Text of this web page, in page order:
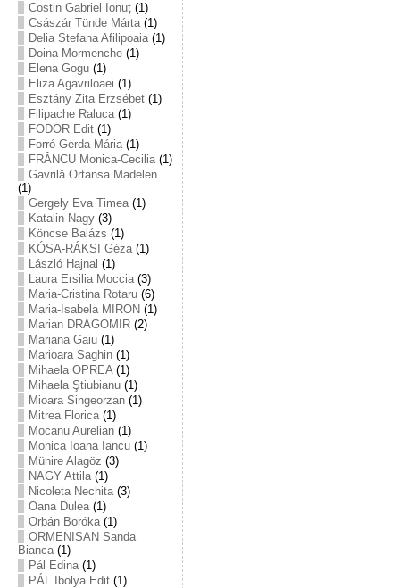
Costin Gabriel Ionuț(1)
Császár Tünde Márta(1)
Delia Ștefana Afilipoaia(1)
Doina Mormenche(1)
Elena Gogu(1)
Eliza Agavriloaei (1)
Esztány Zita Erzsébet(1)
Filipache Raluca(1)
FODOR Edit(1)
Forró Gerda-Mária(1)
FRÂNCU Monica-Cecilia(1)
Gavrilă Ortansa Madelen
(1)
Gergely Eva Timea(1)
Katalin Nagy(3)
Köncse Balázs (1)
KÓSA-RÁKSI Géza(1)
László Hajnal (1)
Laura Ersilia Moccia(3)
Maria-Cristina Rotaru(6)
Maria-Isabela MIRON (1)
Marian DRAGOMIR(2)
Mariana Gaiu(1)
Marioara Saghin(1)
Mihaela OPREA(1)
Mihaela Ştiubianu(1)
Mioara Singeorzan(1)
Mitrea Florica(1)
Mocanu Aurelian(1)
Monica Ioana Iancu(1)
Münire Alagöz (3)
NAGY Attila(1)
Nicoleta Nechita(3)
Oana Dulea(1)
Orbán Boróka(1)
ORMENIȘAN Sanda
Bianca(1)
Pál Edina(1)
PÁL Ibolya Edit(1)